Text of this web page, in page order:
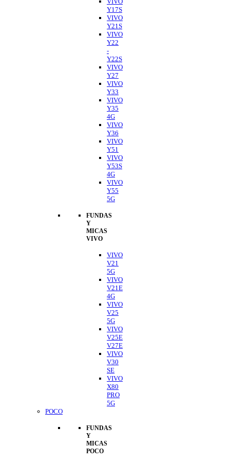
Y17S
VIVO
Y21S
VIVO
Y22
-
Y22S
VIVO
Y27
VIVO
Y33
VIVO
Y35
4G
VIVO
Y36
VIVO
Y51
VIVO
Y53S
4G
VIVO
Y55
5G
FUNDAS
Y
MICAS
VIVO
VIVO
V21
5G
VIVO
V21E
4G
VIVO
V25
5G
VIVO
V25E
V27E
VIVO
V30
SE
VIVO
X80
PRO
5G
POCO
FUNDAS
Y
MICAS
POCO